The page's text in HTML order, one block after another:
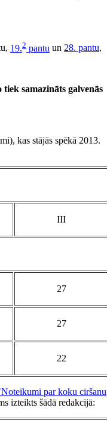
19.2 pantu un 28. pantu,
samazināts galvenās
kas stājās spēkā 2013.
III
27
27
22
par koku ciršanu
izteikts šādā redakcijā: